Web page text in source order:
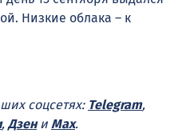
Низкие облака – к
соцсетях: Telegram,
, Дзени Max.